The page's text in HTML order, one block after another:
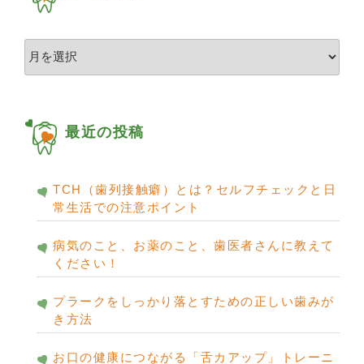
ア
ブ
最近の投稿
TCH（歯列接触癖）とは？セルフチェックと日
常生活での注意ポイント
病気のこと、お薬のこと、歯医者さんに教えて
ください！
プラークをしっかり落とすための正しい歯みが
き方法
お口の健康につながる「舌カアップ」トレーニ